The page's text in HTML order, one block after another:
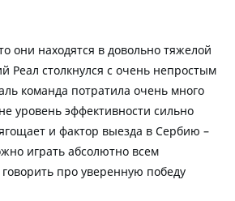
они находятся в довольно тяжелой
Реал столкнулся с очень непростым
команда потратила очень много
уровень эффективности сильно
и фактор выезда в Сербию –
играть абсолютно всем
про уверенную победу